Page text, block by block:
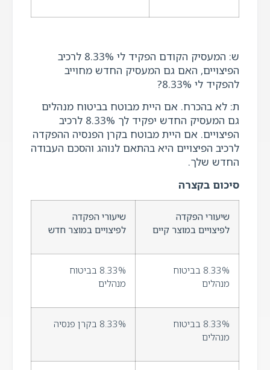
ש: המעסיק הקודם הפקיד לי 8.33% לרכיב
הפיצויים, האם גם המעסיק החדש מחוייב
להפקיד לי 8.33%?
ת: לא בהכרח. אם היית מבוטח בביטוח מנהלים
גם המעסיק החדש יפקיד לך 8.33% לרכיב
הפיצויים. אם היית מבוטח בקרן הפנסיה ההפקדה
לרכיב הפיצויים היא בהתאם לנוהג והסכם העבודה
החדש שלך.
סיכום בקצרה
שיעורי הפקדה
לפיצויים במוצר קיים
שיעורי הפקדה
לפיצויים במוצר חדש
8.33% בביטוח
מנהלים
8.33% בביטוח
מנהלים
8.33% בביטוח
מנהלים
8.33% בקרן פנסיה